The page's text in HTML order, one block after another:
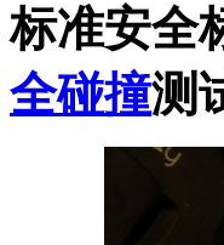
标准安全
全碰撞测